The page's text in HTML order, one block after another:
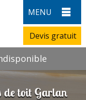
MENU
Devis gratuit
de toit Garlan